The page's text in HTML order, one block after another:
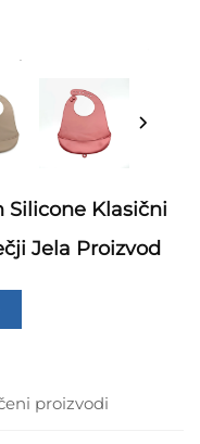
Silicone Klasični
Jela Proizvod
proizvodi